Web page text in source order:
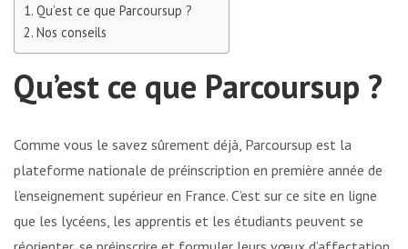
Qu’est ce que Parcoursup ?
Nos conseils
Qu’est ce que Parcoursup ?
Comme vous le savez sûrement déjà, Parcoursup est la
plateforme nationale de préinscription en première année de
l’enseignement supérieur en France. C’est sur ce site en ligne
que les lycéens, les apprentis et les étudiants peuvent se